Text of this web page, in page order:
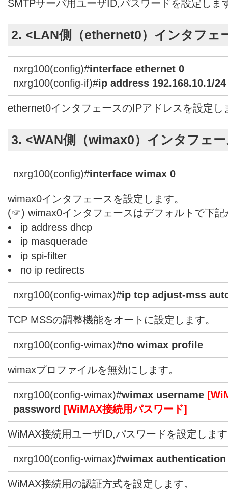
SMTPサーバ用ユーザID,パスワードを設定しま
2. <LAN側（ethernet0）インタフェ
nxrg100(config)#interface ethernet 0
nxrg100(config-if)#ip address 192.168.10.1/24
ethernet0インタフェースのIPアドレスを設定し
3. <WAN側（wimax0）インタフェ
nxrg100(config)#interface wimax 0
wimax0インタフェースを設定します。
(☞) wimax0インタフェースはデフォルトで下
ip address dhcp
ip masquerade
ip spi-filter
no ip redirects
nxrg100(config-wimax)#ip tcp adjust-mss
TCP MSSの調整機能をオートに設定します。
nxrg100(config-wimax)#no wimax profile
wimaxプロファイルを無効にします。
nxrg100(config-wimax)#wimax username
password [WiMAX接続用パスワード]
WiMAX接続用ユーザID,パスワードを設定しま
nxrg100(config-wimax)#wimax authentication
WiMAX接続用の認証方式を設定します。